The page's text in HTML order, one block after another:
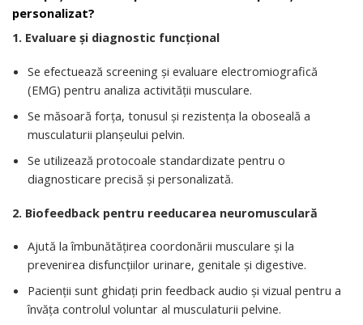
personalizat?
1. Evaluare și diagnostic funcțional
Se efectuează screening și evaluare electromiografică
(EMG) pentru analiza activității musculare.
Se măsoară forța, tonusul și rezistența la oboseală a
musculaturii planșeului pelvin.
Se utilizează protocoale standardizate pentru o
diagnosticare precisă și personalizată.
2. Biofeedback pentru reeducarea neuromusculară
Ajută la îmbunătățirea coordonării musculare și la
prevenirea disfuncțiilor urinare, genitale și digestive.
Pacienții sunt ghidați prin feedback audio și vizual pentru a
învăța controlul voluntar al musculaturii pelvine.